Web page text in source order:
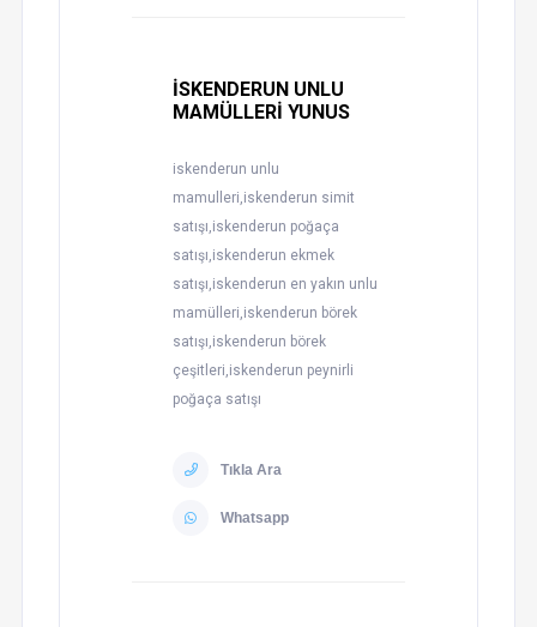
İSKENDERUN UNLU
MAMÜLLERİ YUNUS
iskenderun unlu
mamulleri,iskenderun simit
satışı,iskenderun poğaça
satışı,iskenderun ekmek
satışı,iskenderun en yakın unlu
mamülleri,iskenderun börek
satışı,iskenderun börek
çeşitleri,iskenderun peynirli
poğaça satışı
Tıkla Ara
Whatsapp